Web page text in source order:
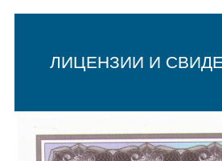
ЛИЦЕНЗИИ И